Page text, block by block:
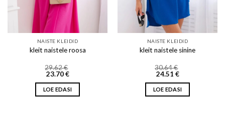
NAISTE KLEIDID
kleit naistele roosa
29.62€
23.70€
LOE EDASI
NAISTE KLEIDID
kleit naistele sinine
30.64€
24.51 €
LOE EDASI